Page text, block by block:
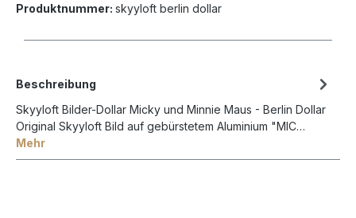
Produktnummer: skyyloft berlin dollar
Beschreibung
Skyyloft Bilder-Dollar Micky und Minnie Maus - Berlin Dollar
Original Skyyloft Bild auf gebürstetem Aluminium "MIC…
Mehr